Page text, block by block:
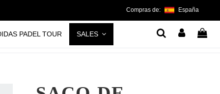
Compras de: España
PADEL TOUR SALES